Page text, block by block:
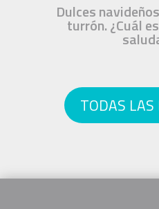
Dulces
turrón. ¿Cuál
TODAS